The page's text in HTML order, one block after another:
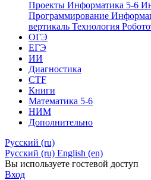
Проекты Информатика 5-6
Программирование
вертикаль Технология
ОГЭ
ЕГЭ
ИИ
Диагностика
CTF
Книги
Математика 5-6
НИМ
Дополнительно
Русский ‎(ru)‎
Русский ‎(ru)‎ English ‎(en)‎
Вы используете гостевой доступ
Вход